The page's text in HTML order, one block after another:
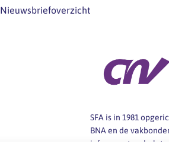
Nieuwsbriefoverzicht
SFA is in 1981
BNA en de
informeert en helpt